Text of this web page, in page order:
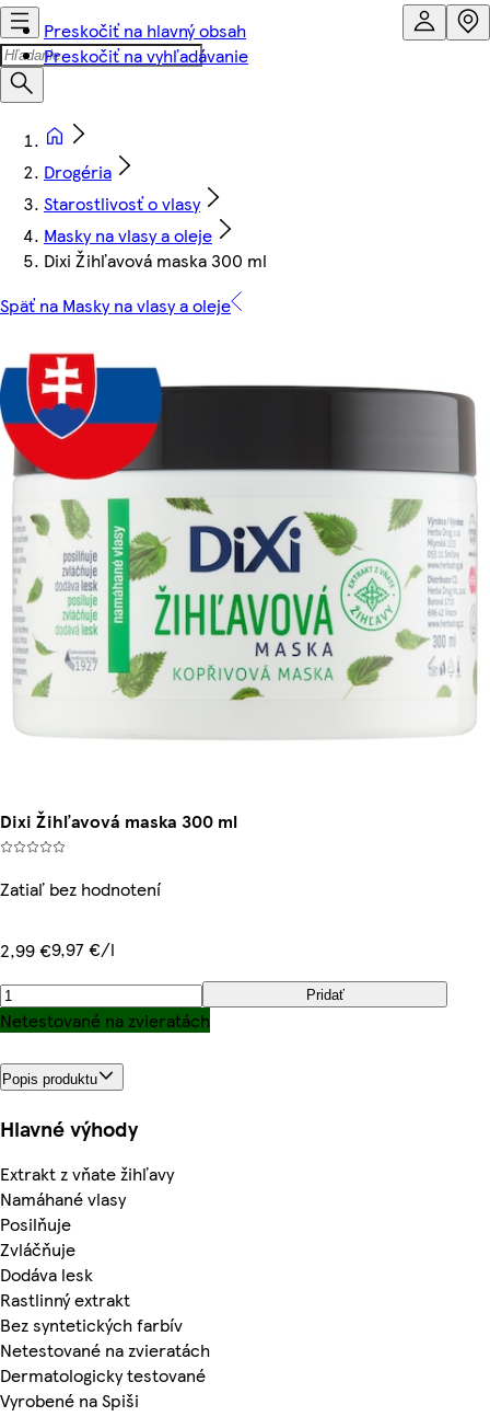
Preskočiť na hlavný obsah
Preskočiť na vyhľadávanie
Drogéria
Starostlivosť o vlasy
Masky na vlasy a oleje
Dixi Žihľavová maska 300 ml
Späť na Masky na vlasy a oleje
Dixi Žihľavová maska 300 ml
Zatiaľ bez hodnotení
2,99 €9,97 €/l
Pridať
Netestované na zvieratách
Popis produktu
Hlavné výhody
Extrakt z vňate žihľavy
Namáhané vlasy
Posilňuje
Zvláčňuje
Dodáva lesk
Rastlinný extrakt
Bez syntetických farbív
Netestované na zvieratách
Dermatologicky testované
Vyrobené na Spiši